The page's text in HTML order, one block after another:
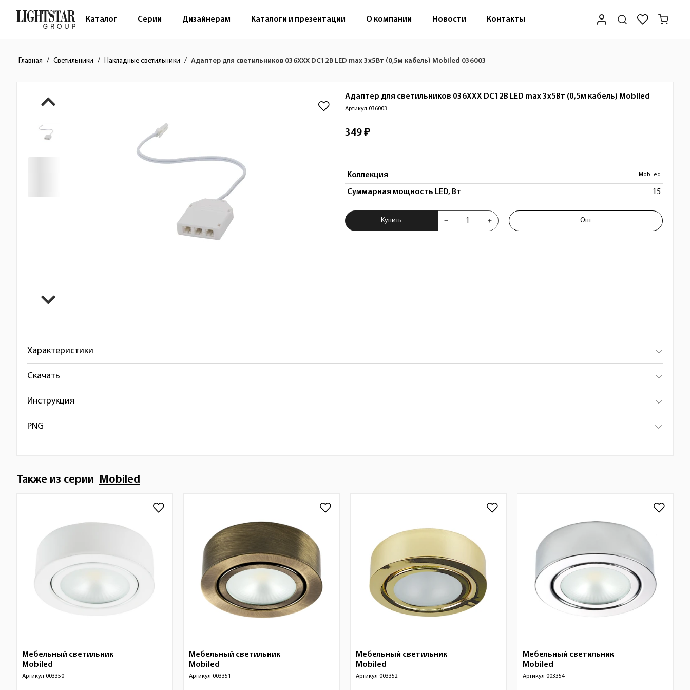
Каталог Серии Дизайнерам Каталоги и презентации О компании Новости Контакты
Главная Светильники Накладные светильники Адаптер для светильников 036ХХХ DC12В LED max 3x5Вт (0,5м кабель) Mobiled 036003
Краткое описание товара
Изображения товара Адаптер для светильников 036ХХХ DC12В LED max 3x5Вт (0,5м кабель) Mobiled
Артикул 036003
Стоимость товара 349 ₽
Коллекция Mobiled
Суммарная мощность LED, Вт 15
Купить Адаптер для светильников 036ХХХ DC12В LED
Купить Опт
Характеристики
Скачать
Инструкция
PNG
Также из серии Mobiled
Мебельный светильник
Mobiled
Артикул 003350
Мебельный светильник
Mobiled
Артикул 003351
Мебельный светильник
Mobiled
Артикул 003352
Мебельный светильник
Mobiled
Артикул 003354